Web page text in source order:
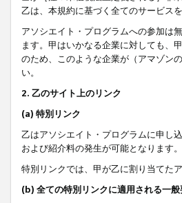
乙は、本規約に基づく全てのサービス
アソシエイト・プログラムへの参加は
ます。甲はいかなる企業に対しても、
のため、このような企業が（アマゾン
い。
2. 乙のサイト上のリンク
(a) 特別リンク
乙はアソシエイト・プログラムに申し
および紹介料の発生が可能となります。
特別リンクでは、甲が乙に割り当てた
(b) 全ての特別リンクに適用される一般